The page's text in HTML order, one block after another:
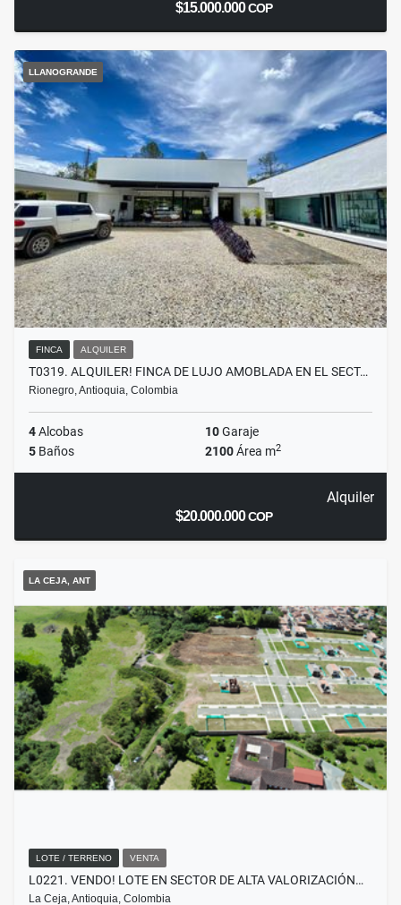
$15.000.000COP
LLANOGRANDE
FINCA ALQUILER
T0319. ALQUILER! FINCA DE LUJO AMOBLADA EN EL SECT…
Rionegro, Antioquia, Colombia
4Alcobas 10Garaje
5 Baños 2100Área m2
Alquiler
$20.000.000COP
LA CEJA, ANT
LOTE / TERRENO VENTA
L0221. VENDO! LOTE EN SECTOR DE ALTA VALORIZACIÓN…
La Ceja, Antioquia, Colombia